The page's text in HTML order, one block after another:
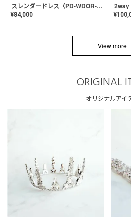
スレンダードレス〈PD-WDOR-2110〉
¥84,000 ¥
View more
ORIGINAL
オリジナルアイ